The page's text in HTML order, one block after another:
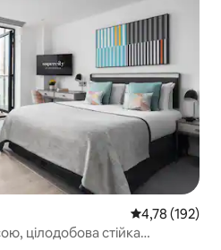
Середня
4,78 (192)
цілодобова стійка